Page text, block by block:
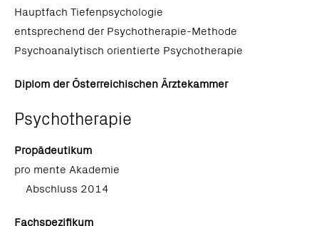
Hauptfach Tiefenpsychologie
entsprechend der Psychotherapie-Methode
Psychoanalytisch orientierte Psychotherapie
Diplom der Österreichischen Ärztekammer
Psychotherapie
Propädeutikum
pro mente Akademie
Abschluss 2014
Fachspezifikum